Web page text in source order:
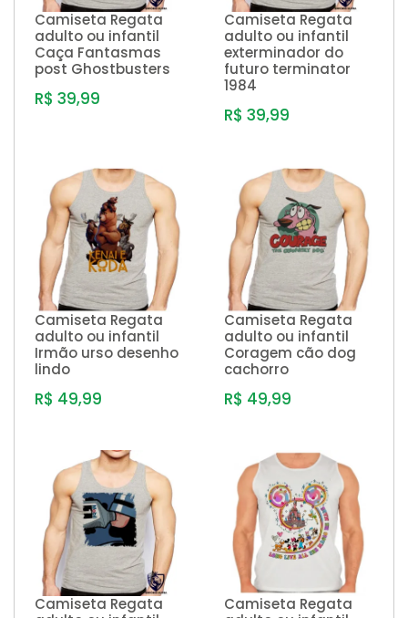
Camiseta Regata
adulto ou infantil
Caça Fantasmas
post Ghostbusters
R$ 39,99
Camiseta Regata
adulto ou infantil
exterminador do
futuro terminator
1984
R$ 39,99
Camiseta Regata
adulto ou infantil
Irmão urso desenho
lindo
R$ 49,99
Camiseta Regata
adulto ou infantil
Coragem cão dog
cachorro
R$ 49,99
Camiseta Regata
Camiseta Regata